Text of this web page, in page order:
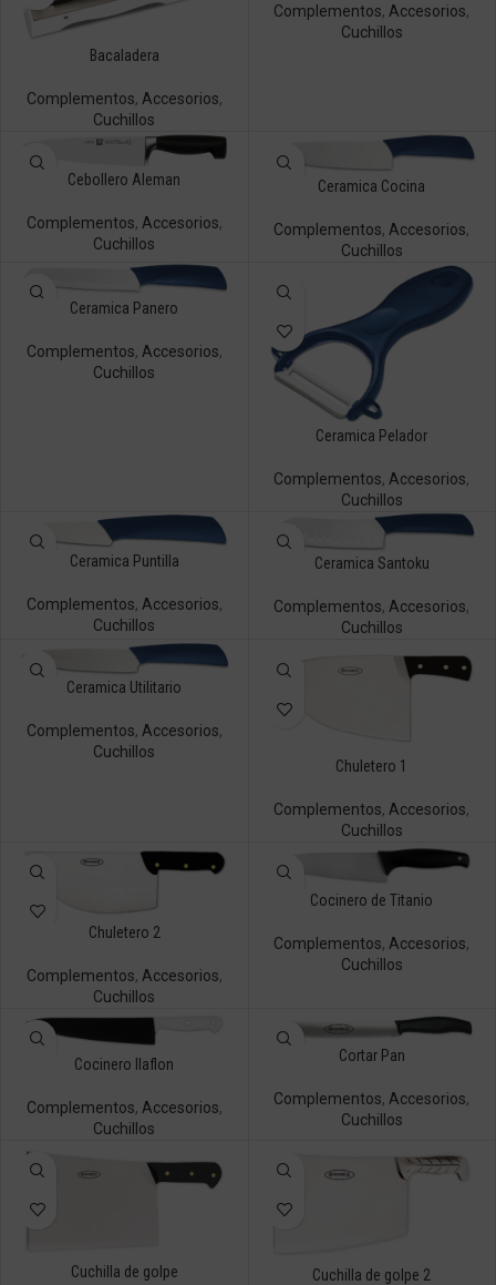
Bacaladera
Complementos, Accesorios,
Cuchillos
Complementos,Accesorios,
Cuchillos
Cebollero Aleman
Complementos, Accesorios,
Cuchillos
Ceramica Cocina
Complementos, Accesorios,
Cuchillos
Ceramica Panero
Complementos, Accesorios,
Cuchillos
Ceramica Pelador
Complementos, Accesorios,
Cuchillos
Ceramica Puntilla
Complementos, Accesorios,
Cuchillos
Ceramica Santoku
Complementos,Accesorios,
Cuchillos
Ceramica Utilitario
Complementos, Accesorios,
Cuchillos
Chuletero 1
Complementos, Accesorios,
Cuchillos
Chuletero 2
Complementos, Accesorios,
Cuchillos
Cocinero de Titanio
Complementos,Accesorios,
Cuchillos
Cocinero Ilaflon
Complementos, Accesorios,
Cuchillos
Cortar Pan
Complementos,Accesorios,
Cuchillos
Cuchilla de golpe Cuchilla de golpe 2